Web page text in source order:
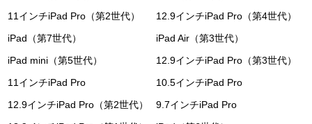
11インチiPad Pro（第2世代）
12.9インチiPad Pro（第4世代）
iPad（第7世代）
iPad Air（第3世代）
iPad mini（第5世代）
12.9インチiPad Pro（第3世代）
11インチiPad Pro
10.5インチiPad Pro
12.9インチiPad Pro（第2世代）
9.7インチiPad Pro